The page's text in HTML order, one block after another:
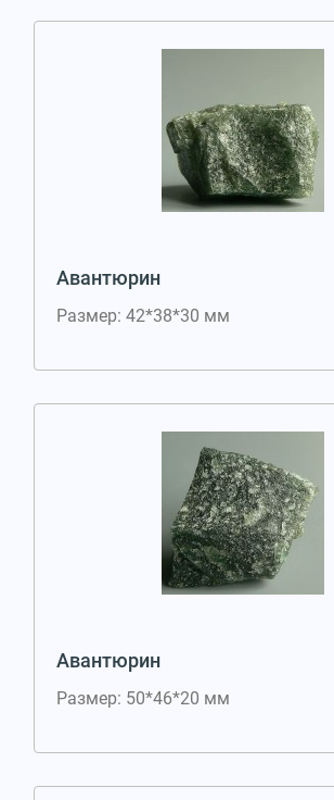
Авантюрин
Размер: 42*38*30 мм
Авантюрин
Размер: 50*46*20 мм